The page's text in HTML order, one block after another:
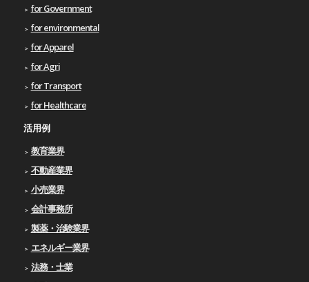
for Government
for environmental
for Apparel
for Agri
for Transport
for Healthcare
活用例
教育業界
不動産業界
小売業界
会計事務所
製薬・治験業界
エネルギー業界
法務・士業